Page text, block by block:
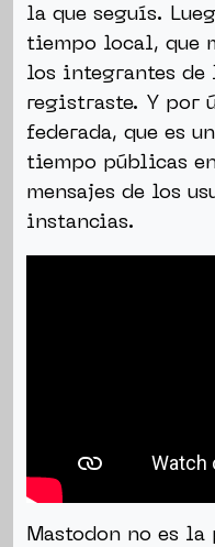
la que seguís.
tiempo local, que
los integrantes de
registraste. Y por
federada, que es
tiempo públicas
mensajes de los
instancias.
Mastodon no es